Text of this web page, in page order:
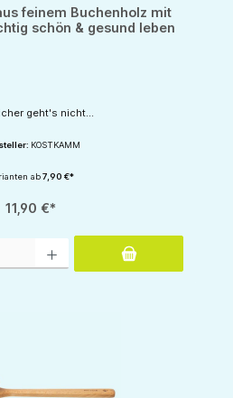
feinem Buchenholz mit
schön & gesund leben
geht's nicht...
KOSTKAMM
ab7,90 €*
11,90 €*